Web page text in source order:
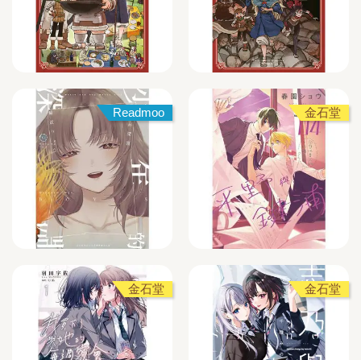
Readmoo 金石堂
金石堂 金石堂